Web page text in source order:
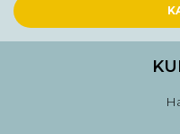
Ürün açıklamasında
Ürün fiyatı diğer